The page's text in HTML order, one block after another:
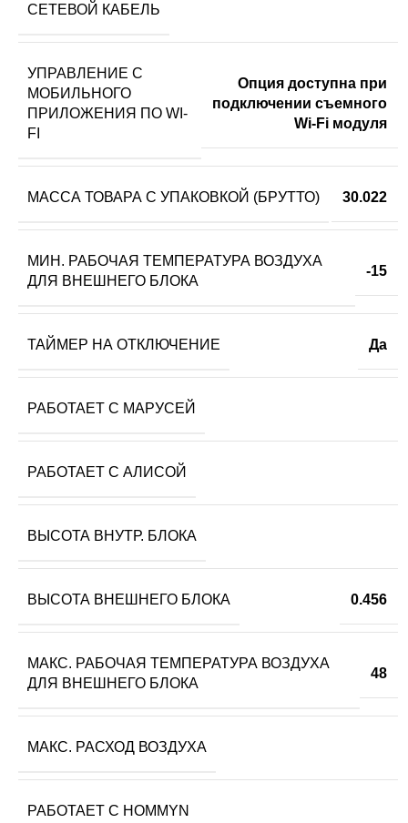
СЕТЕВОЙ КАБЕЛЬ
УПРАВЛЕНИЕ C
МОБИЛЬНОГО
ПРИЛОЖЕНИЯ ПО WI-
FI
Опция доступна при
подключении съемного
Wi-Fi модуля
МАССА ТОВАРА С УПАКОВКОЙ (БРУТТО) 30.022
МИН. РАБОЧАЯ ТЕМПЕРАТУРА ВОЗДУХА
ДЛЯ ВНЕШНЕГО БЛОКА
-15
ТАЙМЕР НА ОТКЛЮЧЕНИЕ Да
РАБОТАЕТ С МАРУСЕЙ
РАБОТАЕТ С АЛИСОЙ
ВЫСОТА ВНУТР. БЛОКА
ВЫСОТА ВНЕШНЕГО БЛОКА 0.456
МАКС. РАБОЧАЯ ТЕМПЕРАТУРА ВОЗДУХА
ДЛЯ ВНЕШНЕГО БЛОКА
48
МАКС. РАСХОД ВОЗДУХА
РАБОТАЕТ С HOMMYN